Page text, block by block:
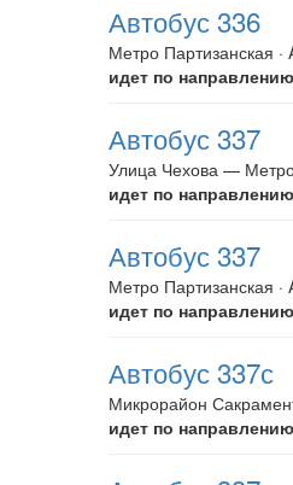
Автобус 336
Метро Партизанская
идет по
Автобус 337
Улица Чехова — Метро
идет по
Автобус 337
Метро Партизанская
идет по
Автобус 337с
Микрорайон
идет по